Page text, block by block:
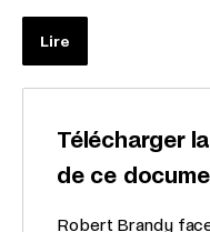
Lire
Télécharger
de ce
Télécharger
Robert Brandy